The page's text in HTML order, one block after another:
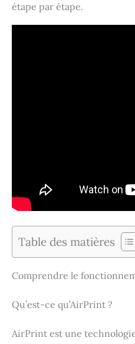
étape par étape.
Table des matières
Comprendre le
Qu’est-ce qu’AirPrint ?
AirPrint est une